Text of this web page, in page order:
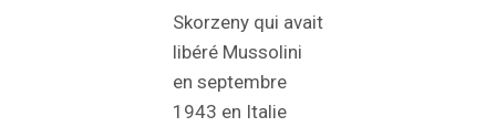
Skorzeny qui avait
libéré Mussolini
en septembre
1943 en Italie